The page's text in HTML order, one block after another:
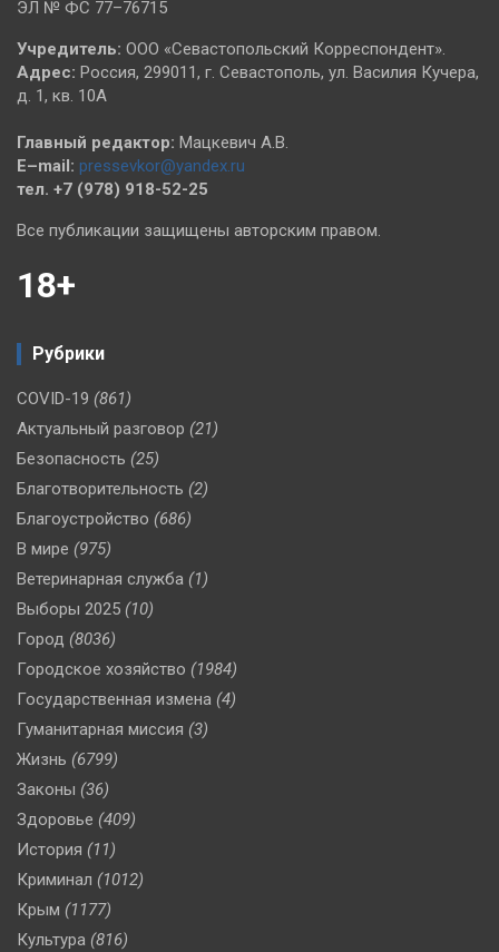
ЭЛ № ФС 77–76715
Учредитель: ООО «Севастопольский Корреспондент».
Адрес: Россия, 299011, г. Севастополь, ул. Василия Кучера,
д. 1, кв. 10А
Главный редактор: Мацкевич А.В.
E–mail: pressevkor@yandex.ru
тел. +7 (978) 918-52-25
Все публикации защищены авторским правом.
18+
Рубрики
COVID-19 (861)
Актуальный разговор (21)
Безопасность (25)
Благотворительность (2)
Благоустройство (686)
В мире (975)
Ветеринарная служба (1)
Выборы 2025 (10)
Город (8036)
Городское хозяйство (1984)
Государственная измена (4)
Гуманитарная миссия (3)
Жизнь (6799)
Законы (36)
Здоровье (409)
История (11)
Криминал (1012)
Крым (1177)
Культура (816)